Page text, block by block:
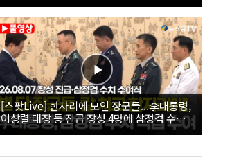
[스팟Live] 한자리에 모인 장군들...李대통령,
이상렬 대장 등 진급 장성 4명에 삼정검 수치
직접 수여｜26.08.07 장성 진급·삼정검 수치